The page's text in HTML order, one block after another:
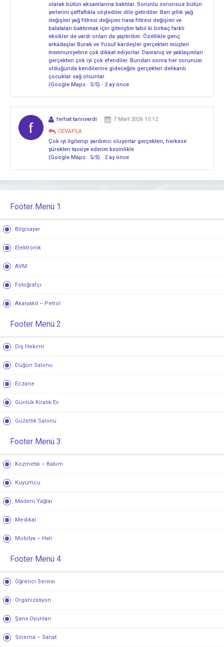
olarak bütün aksamlarına baktılar. Sorunlu sorunsuz bütün
yerlerini şeffaflıkla söylediler dile getirdiler. Ben yıllık yağ
değişimi yağ filtresi değişimi hava filtresi değişimi ve
balataları baktırmak için gitmiştim tabii ki birkaç farklı
eksikler de vardı onları da yaptırdım. Özellikle genç
arkadaşlar Burak ve Yusuf kardeşler gerçekten müşteri
memnuniyetine çok dikkat ediyorlar. Davranış ve yaklaşımları
gerçekten çok iyi çok efendiler. Bundan sonra her sorunum
olduğunda kendilerine gideceğim gerçekten delikanlı
çocuklar sağ olsunlar
(Google Maps · 5/5) · 2 ay önce
ferhat tanrıverdi
7 Mart 2026 15:12
CEVAPLA
Çok iyi ilgilenip yardımcı oluyorlar gerçekten, herkese
yürekten tavsiye ederim kesinlikle
(Google Maps · 5/5) · 2 ay önce
Footer Menü 1
Bilgisayar
Elektronik
AVM
Fotoğrafçı
Akaryakıt – Petrol
Footer Menü 2
Diş Hekimi
Düğün Salonu
Eczane
Günlük Kiralık Ev
Güzellik Salonu
Footer Menü 3
Kozmetik – Bakım
Kuyumcu
Madeni Yağlar
Medikal
Mobilya – Halı
Footer Menü 4
Öğrenci Servisi
Organizasyon
Şans Oyunları
Sinema – Sanat